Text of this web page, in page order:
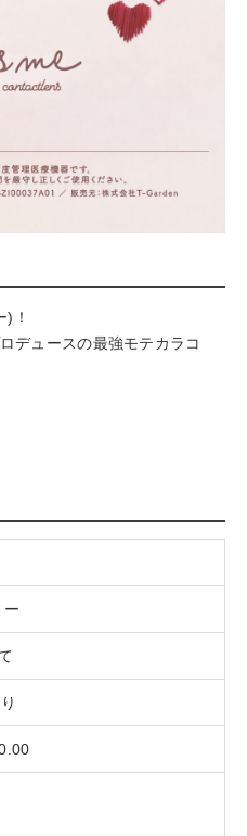
！
デュースの最強モテカラコ
ー